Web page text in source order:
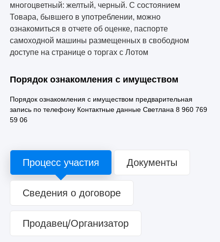
многоцветный: желтый, черный. С состоянием
Товара, бывшего в употреблении, можно
ознакомиться в отчете об оценке, паспорте
самоходной машины размещенных в свободном
доступе на странице о торгах с Лотом
Порядок ознакомления с имуществом
Порядок ознакомления с имуществом предварительная
запись по телефону Контактные данные Светлана 8 960 769
59 06
Процесс участия Документы
Сведения о договоре
Продавец/Организатор